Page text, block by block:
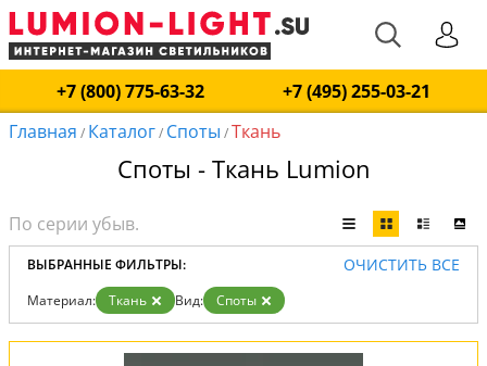
+7 (800) 775-63-32
+7 (495) 255-03-21
Главная / Каталог/ Споты /Ткань
Споты - Ткань Lumion
ВЫБРАННЫЕ ФИЛЬТРЫ: ОЧИСТИТЬ ВСЕ
Материал: Ткань Вид: Споты